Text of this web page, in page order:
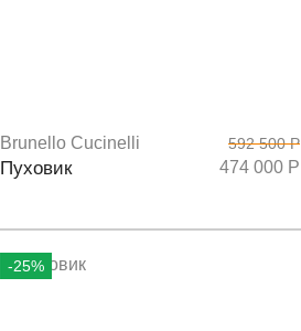
Размеры
Brunello Cucinelli
Пуховик
592 500 Р
474 000 Р
-25%